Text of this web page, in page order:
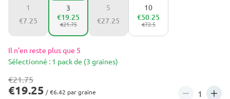
1
€7.25
3
€21.75
€19.25
5
€27.25
10
€72.5
€50.25
Il n'en reste plus que 5
Sélectionné : 1 pack de (3 graines)
€21.75
€19.25 / €6.42 par graine